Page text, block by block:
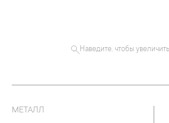
Наведите, чтобы увеличить
МЕТАЛЛ